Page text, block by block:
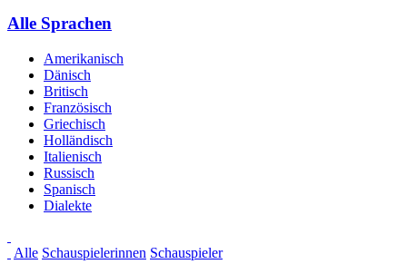
Alle Sprachen
Amerikanisch
Dänisch
Britisch
Französisch
Griechisch
Holländisch
Italienisch
Russisch
Spanisch
Dialekte
Alle Schauspielerinnen Schauspieler